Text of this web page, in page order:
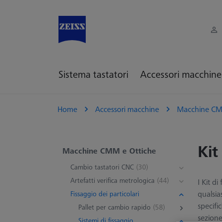
Sistema tastatori Accessori macchine
Home Accessori macchine Macchine
Macchine CMM e Ottiche
Cambio tastatori CNC (30)
Artefatti verifica metrologica (44)
Fissaggio dei particolari
Pallet per cambio rapido (58)
I Kit di